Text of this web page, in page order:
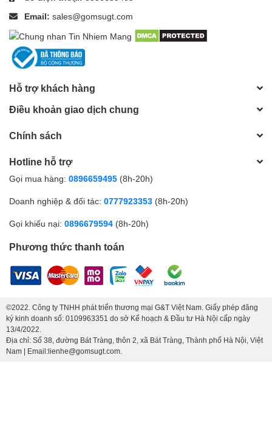
Email: sales@gomsugt.com
Hỗ trợ khách hàng
Điều khoản giao dịch chung
Chính sách
Hotline hỗ trợ
Gọi mua hàng: 0896659495 (8h-20h)
Doanh nghiệp & đối tác: 0777923353 (8h-20h)
Gọi khiếu nại: 0896679594 (8h-20h)
Phương thức thanh toán
©2022. Công ty TNHH phát triển thương mại G&T Việt Nam. Giấy phép đăng
ký kinh doanh số: 0109963351 do sở Kế hoạch & Đầu tư Hà Nội cấp ngày
13/4/2022.
Địa chỉ: Số 38, đường Bát Tràng, thôn 2, xã Bát Tràng, Thành phố Hà Nội, Việt
Nam | Email:lienhe@gomsugt.com.